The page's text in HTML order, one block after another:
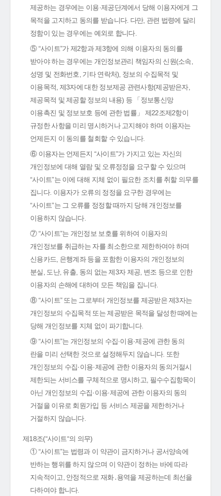
제공하는 경우에는 이용·제공단계에서 당해 이용자에게 그
목적을 고지하고 동의를 받습니다. 다만, 관련 법령에 달리
정함이 있는 경우에는 예외로 합니다.
⑤ “사이트”가 제2항과 제3항에 의해 이용자의 동의를
받아야 하는 경우에는 개인정보관리 책임자의 신원(소속,
성명 및 전화번호, 기타 연락처), 정보의 수집목적 및
이용목적, 제3자에 대한 정보제공 관련사항(제공받은자,
제공목적 및 제공할 정보의 내용) 등 「정보통신망
이용촉진 및 정보보호 등에 관한 법률」 제22조제2항이
규정한 사항을 미리 명시하거나 고지해야 하며 이용자는
언제든지 이 동의를 철회할 수 있습니다.
⑥ 이용자는 언제든지 “사이트”가 가지고 있는 자신의
개인정보에 대해 열람 및 오류정정을 요구할 수 있으며
“사이트”는 이에 대해 지체 없이 필요한 조치를 취할 의무를
집니다. 이용자가 오류의 정정을 요구한 경우에는
“사이트”는 그 오류를 정정할 때까지 당해 개인정보를
이용하지 않습니다.
⑦ “사이트”는 개인정보 보호를 위하여 이용자의
개인정보를 취급하는 자를 최소한으로 제한하여야 하며
신용카드, 은행계좌 등을 포함한 이용자의 개인정보의
분실, 도난, 유출, 동의 없는 제3자 제공, 변조 등으로 인한
이용자의 손해에 대하여 모든 책임을 집니다.
⑧ “사이트” 또는 그로부터 개인정보를 제공받은 제3자는
개인정보의 수집목적 또는 제공받은 목적을 달성한 때에는
당해 개인정보를 지체 없이 파기합니다.
⑨ “사이트”는 개인정보의 수집·이용·제공에 관한 동의
란을 미리 선택한 것으로 설정해두지 않습니다. 또한
개인정보의 수집·이용·제공에 관한 이용자의 동의거절시
제한되는 서비스를 구체적으로 명시하고, 필수수집항목이
아닌 개인정보의 수집·이용·제공에 관한 이용자의 동의
거절을 이유로 회원가입 등 서비스 제공을 제한하거나
거절하지 않습니다.
제18조(“사이트“의 의무)
① “사이트”는 법령과 이 약관이 금지하거나 공서양속에
반하는 행위를 하지 않으며 이 약관이 정하는 바에 따라
지속적이고, 안정적으로 재화․용역을 제공하는데 최선을
다하여야 합니다.